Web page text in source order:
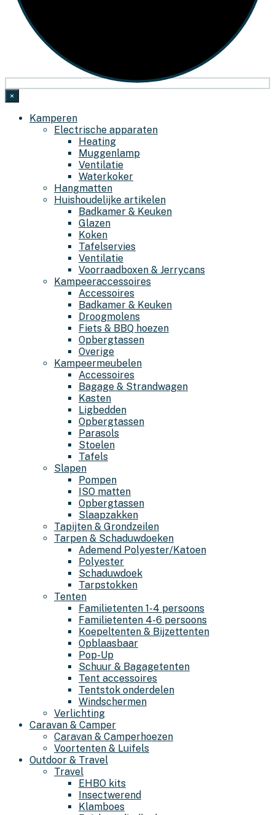
×
Kamperen
Electrische apparaten
Heating
Muggenlamp
Ventilatie
Waterkoker
Hangmatten
Huishoudelijke artikelen
Badkamer & Keuken
Glazen
Koken
Tafelservies
Ventilatie
Voorraadboxen & Jerrycans
Kampeeraccessoires
Accessoires
Badkamer & Keuken
Droogmolens
Fiets & BBQ hoezen
Opbergtassen
Overige
Kampeermeubelen
Accessoires
Bagage & Strandwagen
Kasten
Ligbedden
Opbergtassen
Parasols
Stoelen
Tafels
Slapen
Pompen
ISO matten
Opbergtassen
Slaapzakken
Tapijten & Grondzeilen
Tarpen & Schaduwdoeken
Ademend Polyester/Katoen
Polyester
Schaduwdoek
Tarpstokken
Tenten
Familietenten 1-4 persoons
Familietenten 4-6 persoons
Koepeltenten & Bijzettenten
Opblaasbaar
Pop-Up
Schuur & Bagagetenten
Tent accessoires
Tentstok onderdelen
Windschermen
Verlichting
Caravan & Camper
Caravan & Camperhoezen
Voortenten & Luifels
Outdoor & Travel
Travel
EHBO kits
Insectwerend
Klamboes